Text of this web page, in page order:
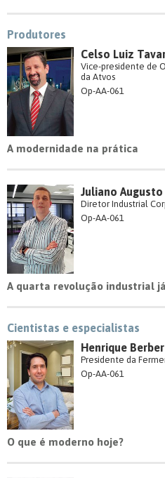
Produtores
Celso Luiz
Vice-presidente de
da Atvos
Op-AA-061
A modernidade na prática
Juliano
Diretor Industrial
Op-AA-061
A quarta revolução industrial
Cientistas e especialistas
Henrique
Presidente da
Op-AA-061
O que é moderno hoje?